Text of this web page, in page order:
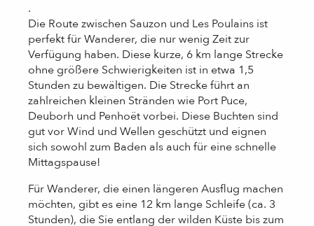
.
Die Route zwischen Sauzon und Les Poulains ist
perfekt für Wanderer, die nur wenig Zeit zur
Verfügung haben. Diese kurze, 6 km lange Strecke
ohne größere Schwierigkeiten ist in etwa 1,5
Stunden zu bewältigen. Die Strecke führt an
zahlreichen kleinen Stränden wie Port Puce,
Deuborh und Penhoët vorbei. Diese Buchten sind
gut vor Wind und Wellen geschützt und eignen
sich sowohl zum Baden als auch für eine schnelle
Mittagspause!
Für Wanderer, die einen längeren Ausflug machen
möchten, gibt es eine 12 km lange Schleife (ca. 3
Stunden), die Sie entlang der wilden Küste bis zum